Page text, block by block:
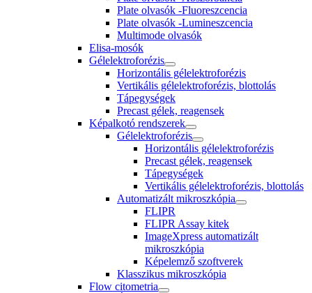
Plate olvasók -Fluoreszcencia
Plate olvasók -Lumineszcencia
Multimode olvasók
Elisa-mosók
Gélelektroforézis
Horizontális gélelektroforézis
Vertikális gélelektroforézis, blottolás
Tápegységek
Precast gélek, reagensek
Képalkotó rendszerek
Gélelektroforézis
Horizontális gélelektroforézis
Precast gélek, reagensek
Tápegységek
Vertikális gélelektroforézis, blottolás
Automatizált mikroszkópia
FLIPR
FLIPR Assay kitek
ImageXpress automatizált
mikroszkópia
Képelemző szoftverek
Klasszikus mikroszkópia
Flow citometria